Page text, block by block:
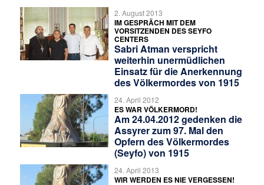
2. August 2013
IM GESPRÄCH MIT DEM
VORSITZENDEN DES SEYFO
CENTERS
Sabri Atman verspricht
weiterhin unermüdlichen
Einsatz für die Anerkennung
des Völkermordes von 1915
24. April 2012
ES WAR VÖLKERMORD!
Am 24.04.2012 gedenken die
Assyrer zum 97. Mal den
Opfern des Völkermordes
(Seyfo) von 1915
24. April 2013
WIR WERDEN ES NIE VERGESSEN!